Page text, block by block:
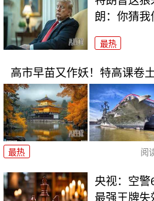
朗：你猜我
最热
高市早苗又作妖！特高课卷
最热 阅
央视：空
最强王牌失